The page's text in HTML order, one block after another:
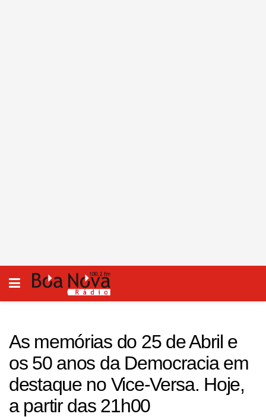
As memórias do 25 de Abril e
os 50 anos da Democracia em
destaque no Vice-Versa. Hoje,
a partir das 21h00